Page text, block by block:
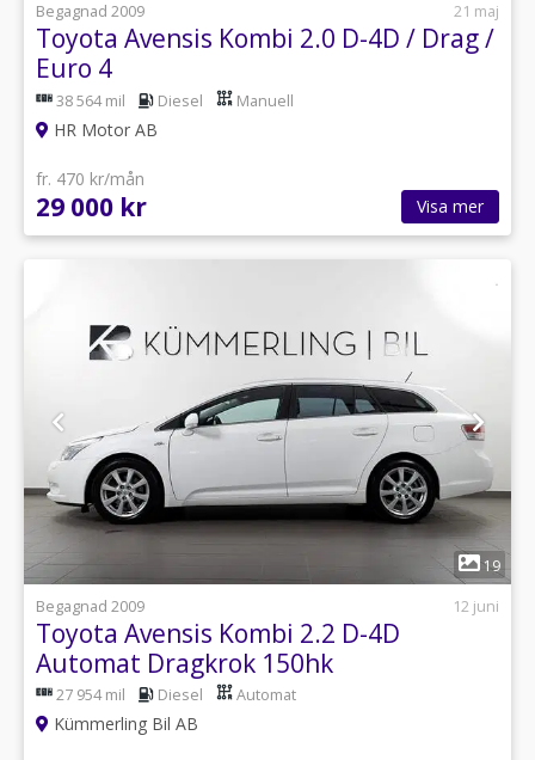
Begagnad 2009
21 maj
Toyota Avensis Kombi 2.0 D-4D / Drag /
Euro 4
38 564 mil Diesel Manuell
HR Motor AB
fr. 470 kr/mån
29 000 kr Visa mer
19
Begagnad 2009
12 juni
Toyota Avensis Kombi 2.2 D-4D
Automat Dragkrok 150hk
27 954 mil Diesel Automat
Kümmerling Bil AB